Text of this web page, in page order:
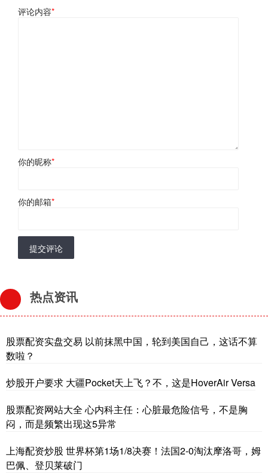
评论内容*
你的昵称*
你的邮箱*
提交评论
热点资讯
股票配资实盘交易 以前抹黑中国，轮到美国自己，这话不算
数啦？
炒股开户要求 大疆Pocket天上飞？不，这是HoverAir Versa
股票配资网站大全 心内科主任：心脏最危险信号，不是胸
闷，而是频繁出现这5异常
上海配资炒股 世界杯第1场1/8决赛！法国2-0淘汰摩洛哥，姆
巴佩、登贝莱破门